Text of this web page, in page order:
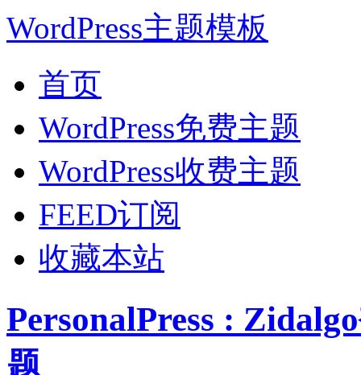
WordPress主题模板
首页
WordPress免费主题
WordPress收费主题
FEED订阅
收藏本站
PersonalPress :
题